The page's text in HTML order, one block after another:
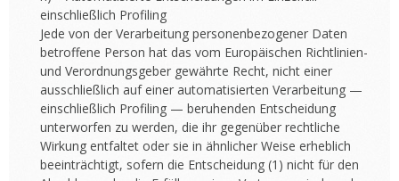
einschließlich Profiling
Jede von der Verarbeitung personenbezogener Daten
betroffene Person hat das vom Europäischen Richtlinien-
und Verordnungsgeber gewährte Recht, nicht einer
ausschließlich auf einer automatisierten Verarbeitung —
einschließlich Profiling — beruhenden Entscheidung
unterworfen zu werden, die ihr gegenüber rechtliche
Wirkung entfaltet oder sie in ähnlicher Weise erheblich
beeinträchtigt, sofern die Entscheidung (1) nicht für den